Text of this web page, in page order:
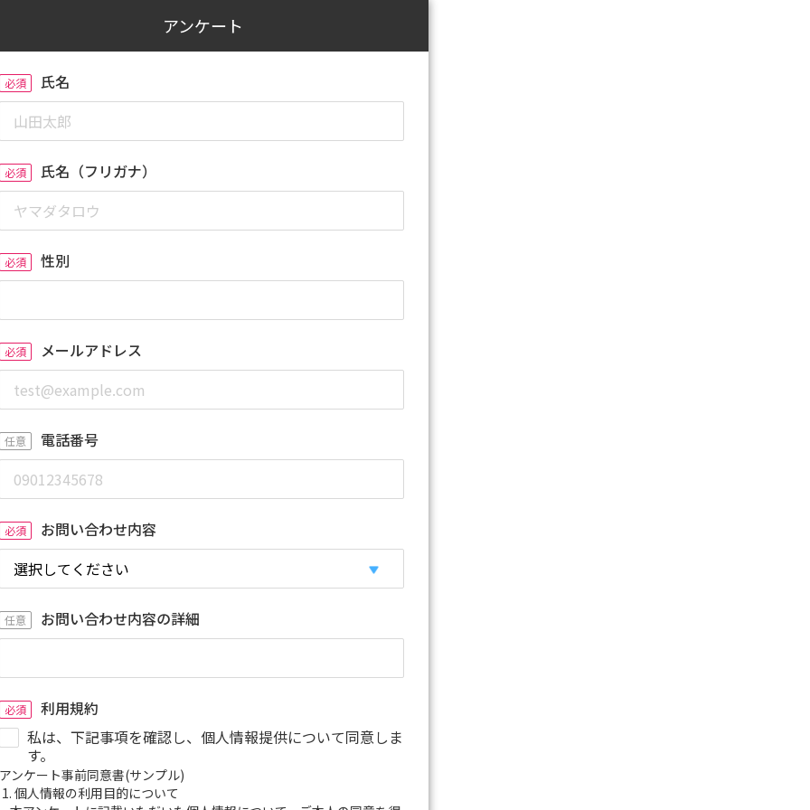
アンケート
必須 氏名
必須 氏名（フリガナ）
必須 性別
必須 メールアドレス
任意 電話番号
必須 お問い合わせ内容
任意 お問い合わせ内容の詳細
必須
利用規約
私は、下記事項を確認し、個人情報提供について同意しま
す。
アンケート事前同意書(サンプル)